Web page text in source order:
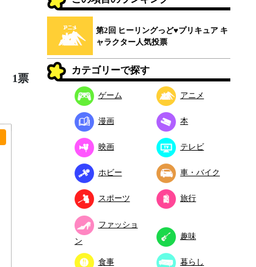
1票
第2回 ヒーリングっど♥プリキュア キ
ャラクター人気投票
カテゴリーで探す
ゲーム アニメ
漫画 本
映画 テレビ
ホビー 車・バイク
スポーツ 旅行
ファッショ
ン
趣味
食事 暮らし